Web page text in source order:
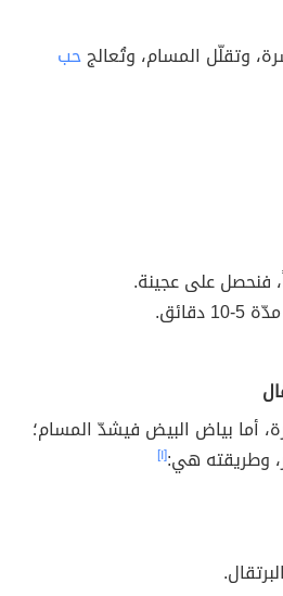
وتقلّل المسام، وتُعالجحب
فنحصل على عجينة.
أما بياض البيض فيشدّ المسام؛
وطريقته هي:[١]